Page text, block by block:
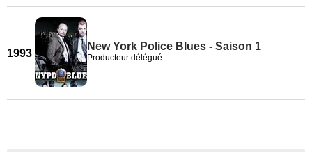
1993
New York Police Blues - Saison 1
Producteur délégué